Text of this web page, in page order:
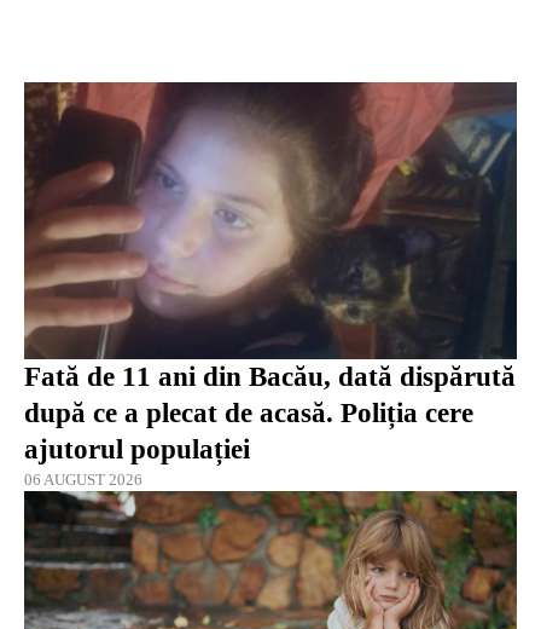
Fată de 11 ani din Bacău, dată dispărută
după ce a plecat de acasă. Poliția cere
ajutorul populației
06 AUGUST 2026